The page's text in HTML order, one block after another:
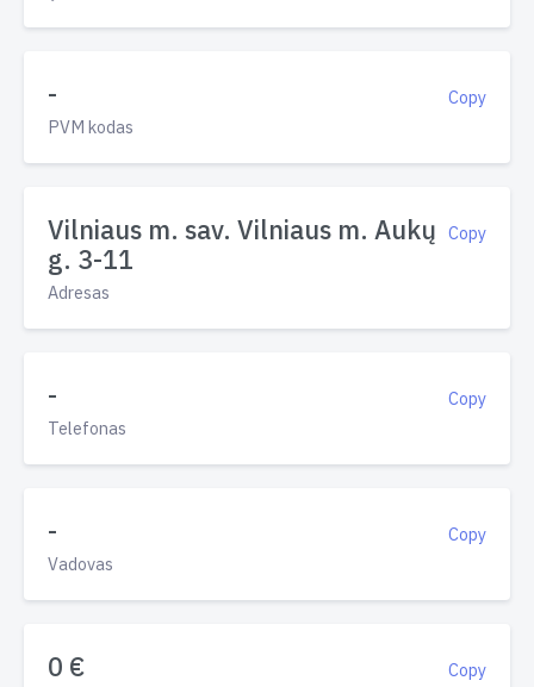
Copy
-
PVM kodas
Copy
Vilniaus m. sav. Vilniaus m. Aukų
g. 3-11
Adresas
Copy
-
Telefonas
Copy
-
Vadovas
Copy
0 €